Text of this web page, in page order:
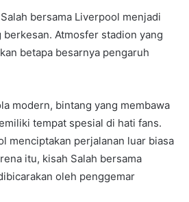
bersama Liverpool menjadi
berkesan. Atmosfer stadion yang
betapa besarnya pengaruh
modern, bintang yang membawa
tempat spesial di hati fans.
menciptakan perjalanan luar biasa
itu, kisah Salah bersama
oleh penggemar